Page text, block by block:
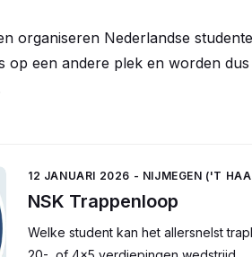
organiseren Nederlandse
op een andere plek en worden
12 JANUARI 2026 - NIJMEGEN ('T
NSK Trappenloop
Welke student kan het allersnelst